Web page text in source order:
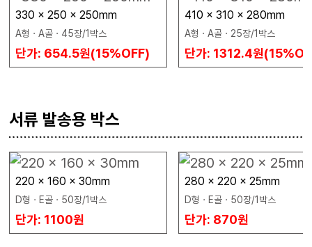
330 x 250 x 250mm
A형 · A골 · 45장/1박스
단가: 654.5원(15%OFF)
410 x 310 x 280mm
A형 · A골 · 25장/1박스
단가: 1312.4원
서류 발송용 박스
220 x 160 x 30mm
D형 · E골 · 50장/1박스
단가: 1100원
280 x 220 x 25mm
D형 · E골 · 50장/1박스
단가: 870원